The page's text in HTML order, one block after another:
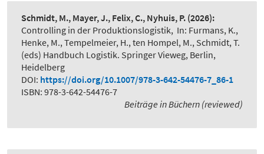
Schmidt, M., Mayer, J., Felix, C., Nyhuis, P. (2026):
Controlling in der Produktionslogistik, In: Furmans, K.,
Henke, M., Tempelmeier, H., ten Hompel, M., Schmidt, T.
(eds) Handbuch Logistik. Springer Vieweg, Berlin,
Heidelberg
DOI: https://doi.org/10.1007/978-3-642-54476-7_86-1
ISBN: 978-3-642-54476-7
Beiträge in Büchern (reviewed)